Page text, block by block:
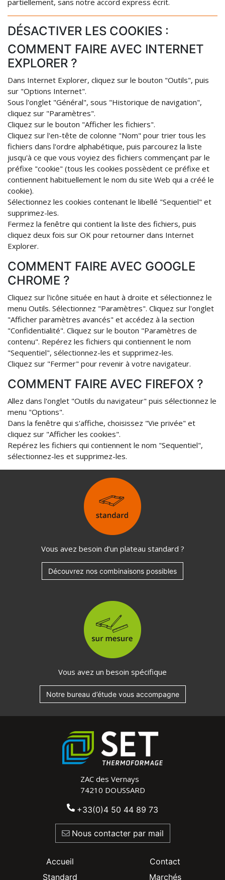
DÉSACTIVER LES COOKIES :
COMMENT FAIRE AVEC INTERNET
EXPLORER ?
Dans Internet Explorer, cliquez sur le bouton "Outils", puis
sur "Options Internet".
Sous l'onglet "Général", sous "Historique de navigation",
cliquez sur "Paramètres".
Cliquez sur le bouton "Afficher les fichiers".
Cliquez sur l'en-tête de colonne "Nom" pour trier tous les
fichiers dans l'ordre alphabétique, puis parcourez la liste
jusqu'à ce que vous voyiez des fichiers commençant par le
préfixe "cookie" (tous les cookies possèdent ce préfixe et
contiennent habituellement le nom du site Web qui a créé le
cookie).
Sélectionnez les cookies contenant le libellé "Sequentiel" et
supprimez-les.
Fermez la fenêtre qui contient la liste des fichiers, puis
cliquez deux fois sur OK pour retourner dans Internet
Explorer.
COMMENT FAIRE AVEC GOOGLE
CHROME ?
Cliquez sur l'icône située en haut à droite et sélectionnez le
menu Outils. Sélectionnez "Paramètres". Cliquez sur l'onglet
"Afficher paramètres avancés" et accédez à la section
"Confidentialité". Cliquez sur le bouton "Paramètres de
contenu". Repérez les fichiers qui contiennent le nom
"Sequentiel", sélectionnez-les et supprimez-les.
Cliquez sur "Fermer" pour revenir à votre navigateur.
COMMENT FAIRE AVEC FIREFOX ?
Allez dans l'onglet "Outils du navigateur" puis sélectionnez le
menu "Options".
Dans la fenêtre qui s'affiche, choisissez "Vie privée" et
cliquez sur "Afficher les cookies".
Repérez les fichiers qui contiennent le nom "Sequentiel",
sélectionnez-les et supprimez-les.
Vous avez besoin d’un plateau standard ?
Découvrez nos combinaisons possibles
Vous avez un besoin spécifique
Notre bureau d’étude vous accompagne
ZAC des Vernays
74210 DOUSSARD
+33(0)4 50 44 89 73
Nous contacter par mail
footer second
Accueil
Standard
footer third
Contact
Marchés